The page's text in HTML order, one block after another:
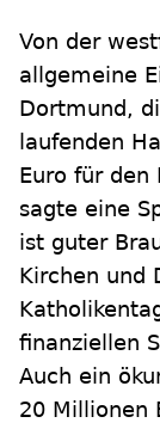
Von der
allgemeine
Dortmund,
laufenden
Euro für den
sagte eine
ist guter
Kirchen und
finanziellen
Auch ein
20 Millionen